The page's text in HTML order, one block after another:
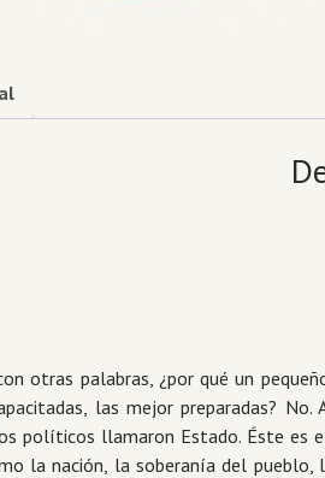
otras palabras, ¿por qué un
las mejor preparadas?
políticos llamaron Estado. Éste es
la nación, la soberanía del